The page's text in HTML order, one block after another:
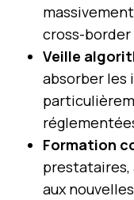
cross-border
Veille
absorber les
Formation
aux